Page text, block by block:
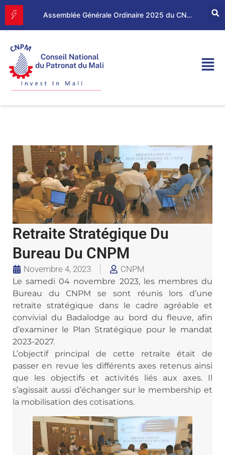
Assemblée Générale Ordinaire 2025 du CNPM
Retraite Stratégique Du
Bureau Du CNPM
Novembre 4, 2023 CNPM
Le samedi 04 novembre 2023, les membres du
Bureau du CNPM se sont réunis lors d’une
retraite stratégique dans le cadre agréable et
convivial du Badalodge au bord du fleuve, afin
d’examiner le Plan Stratégique pour le mandat
2023-2027.
L’objectif principal de cette retraite était de
passer en revue les différents axes retenus ainsi
que les objectifs et activités liés aux axes. Il
s’agissait aussi d’échanger sur le membership et
la mobilisation des cotisations.